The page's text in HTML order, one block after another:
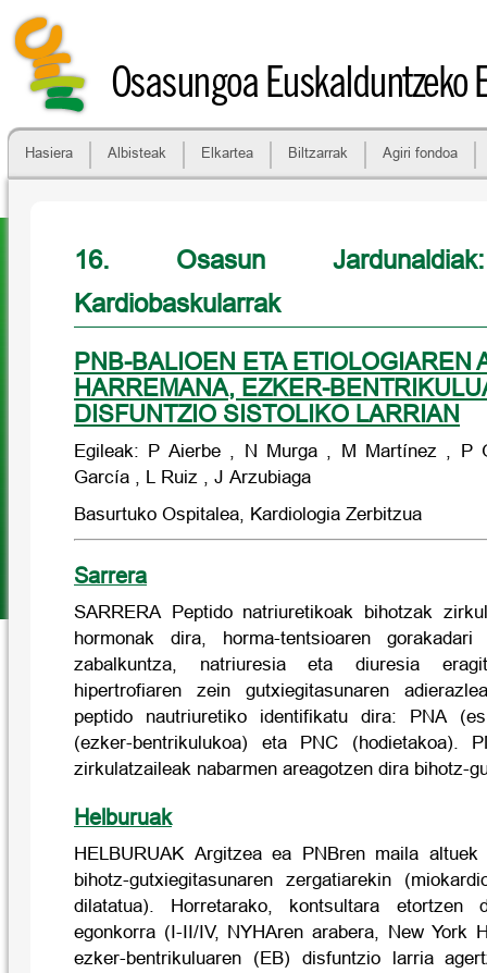
Osasungoa Euskalduntzeko
Hasiera Albisteak Elkartea Biltzarrak Agiri fondoa
16. Osasun
Kardiobaskularrak
PNB-BALIOEN ETA ETIOLOGIAREN
HARREMANA, EZKER-
DISFUNTZIO SISTOLIKO LARRIAN
Egileak: P Aierbe , N Murga , M Martínez , P
García , L Ruiz , J Arzubiaga
Basurtuko Ospitalea, Kardiologia Zerbitzua
Sarrera
SARRERA Peptido natriuretikoak bihotzak
hormonak dira, horma-tentsioaren
zabalkuntza, natriuresia eta diuresia
hipertrofiaren zein gutxiegitasunaren
peptido nautriuretiko identifikatu dira: PNA
(ezker-bentrikulukoa) eta PNC (hodietakoa).
zirkulatzaileak nabarmen areagotzen dira bihotz-
Helburuak
HELBURUAK Argitzea ea PNBren maila
bihotz-gutxiegitasunaren zergatiarekin
dilatatua). Horretarako, kontsultara etortzen
egonkorra (I-II/IV, NYHAren arabera, New York
ezker-bentrikuluaren (EB) disfuntzio larria